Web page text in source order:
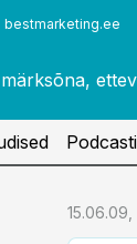
bestmarketing.ee